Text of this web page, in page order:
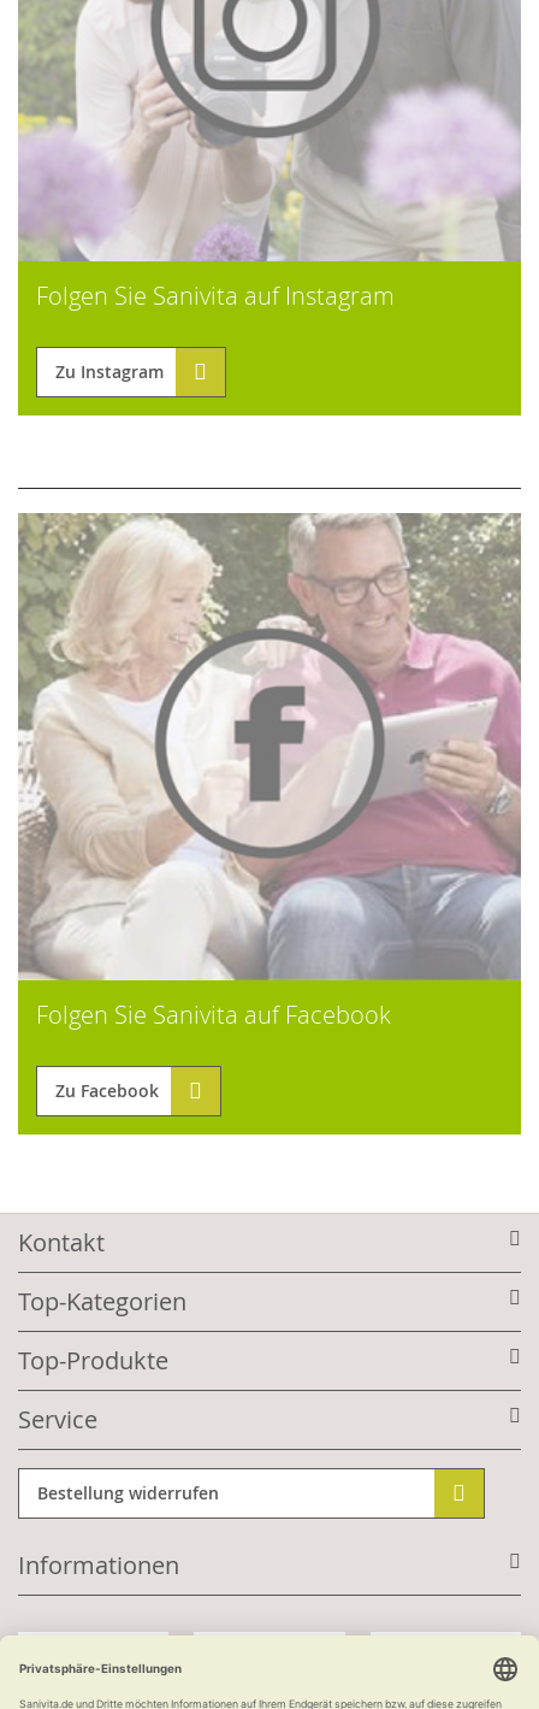
Folgen Sie Sanivita auf Instagram
Zu Instagram
Folgen Sie Sanivita auf Facebook
Zu Facebook
Kontakt
Top-Kategorien
Top-Produkte
Service
Bestellung widerrufen
Informationen